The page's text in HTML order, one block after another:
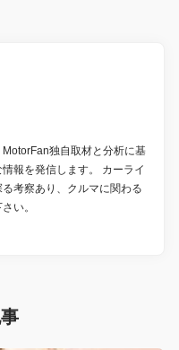
独自取材と分析に基
報を発信します。 カーライ
考察あり、クルマに関わる
い。